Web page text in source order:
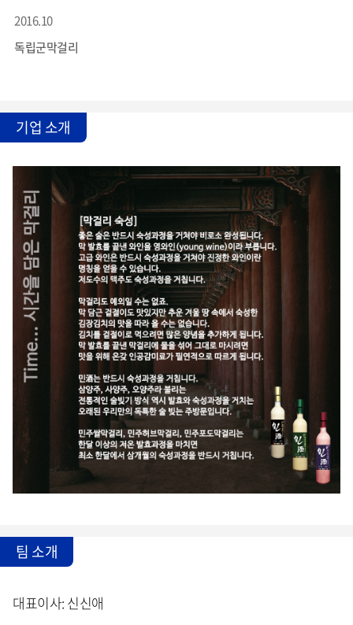
2016.10
독립군막걸리
기업 소개
팀 소개
대표이사: 신신애